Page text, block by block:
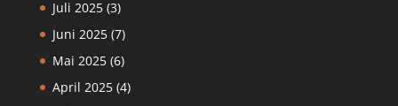
Juli 2025(3)
Juni 2025(7)
Mai 2025(6)
April 2025(4)